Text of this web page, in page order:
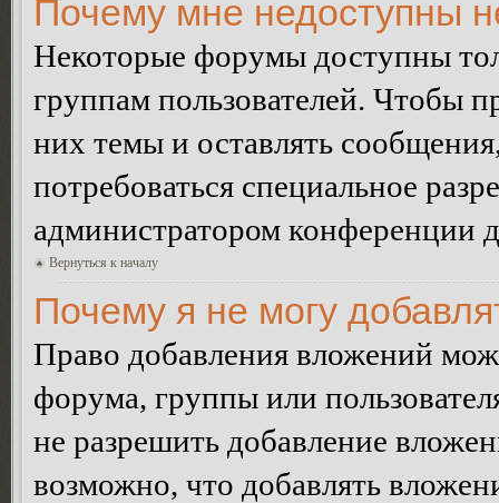
Почему мне недоступны
Некоторые форумы доступны
группам пользователей. Чтобы
них темы и оставлять
потребоваться специальное
администратором конференции
Вернуться к началу
Почему я не могу
Право добавления вложений
форума, группы или
не разрешить добавление
возможно, что добавлять